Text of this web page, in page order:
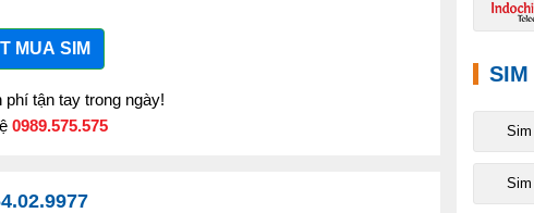
MUA SIM
tận tay trong ngày!
0989.575.575
SIM